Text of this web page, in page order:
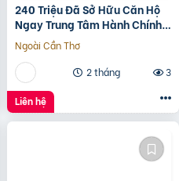
240 Triệu Đã Sở Hữu Căn Hộ
Ngay Trung Tâm Hành Chính
Bình Tân
Ngoài Cần Thơ
2 tháng
3
Liên hệ